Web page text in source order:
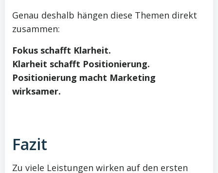
Genau deshalb hängen diese Themen direkt
zusammen:
Fokus schafft Klarheit.
Klarheit schafft Positionierung.
Positionierung macht Marketing
wirksamer.
Fazit
Zu viele Leistungen wirken auf den ersten